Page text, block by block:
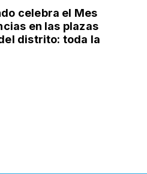
celebra el Mes
en las plazas
distrito: toda la